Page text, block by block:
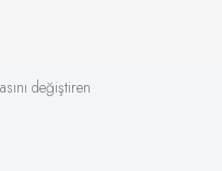
değiştiren